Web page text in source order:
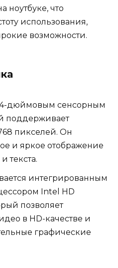
ноутбуке, что
использования,
возможности.
дюймовым сенсорным
поддерживает
пикселей. Он
и яркое отображение
текста.
интегрированным
Intel HD
позволяет
в HD-качестве и
графические